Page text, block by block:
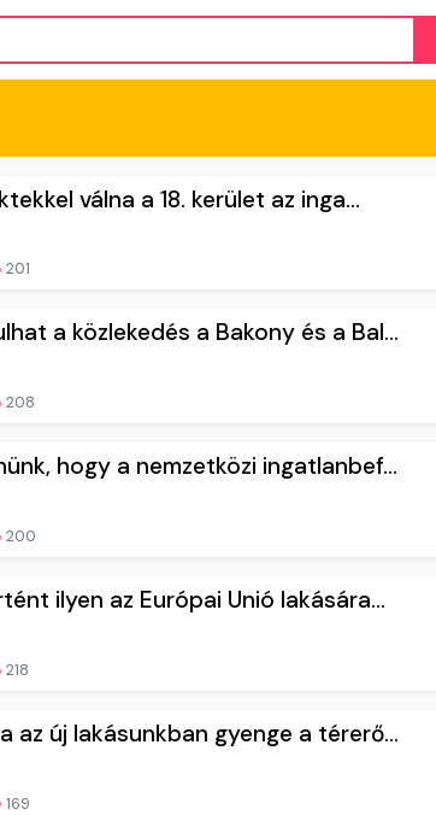
válna a 18. kerület az inga...
201
a közlekedés a Bakony és a Bal...
208
hogy a nemzetközi ingatlanbef...
200
ilyen az Európai Unió lakására...
218
az új lakásunkban gyenge a térerő...
169